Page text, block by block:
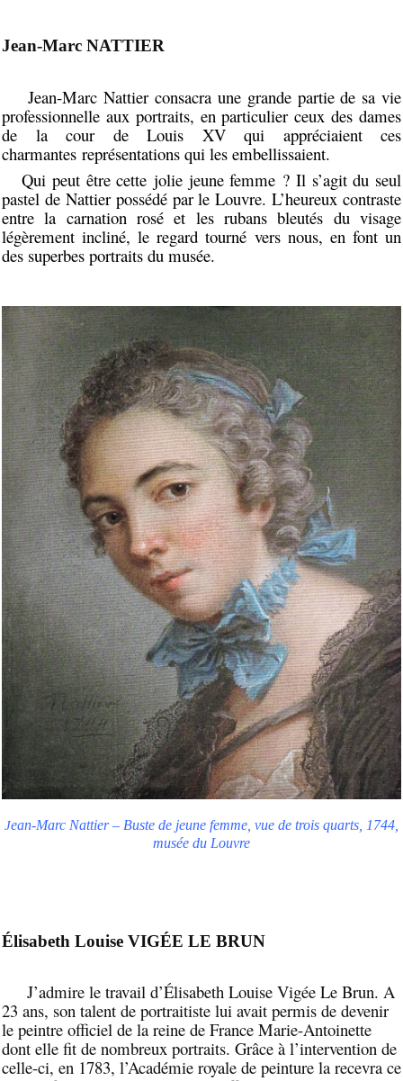
Jean-Marc NATTIER
Jean-Marc Nattier consacra une grande partie de sa vie
professionnelle aux portraits, en particulier ceux des dames
de la cour de Louis XV qui appréciaient ces
charmantes représentations qui les embellissaient.
Qui peut être cette jolie jeune femme ? Il s’agit du seul
pastel de Nattier possédé par le Louvre. L’heureux contraste
entre la carnation rosé et les rubans bleutés du visage
légèrement incliné, le regard tourné vers nous, en font un
des superbes portraits du musée.
Jean-Marc Nattier – Buste de jeune femme, vue de trois quarts, 1744,
musée du Louvre
Élisabeth Louise VIGÉE LE BRUN
J’admire le travail d’Élisabeth Louise Vigée Le Brun. A
23 ans, son talent de portraitiste lui avait permis de devenir
le peintre officiel de la reine de France Marie-Antoinette
dont elle fit de nombreux portraits. Grâce à l’intervention de
celle-ci, en 1783, l’Académie royale de peinture la recevra ce